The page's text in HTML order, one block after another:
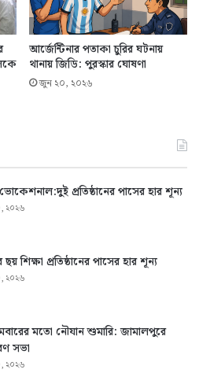
আর্জেন্টিনার পতাকা চুরির ঘটনায়
থানায় জিডি: পুরস্কার ঘোষণা
জুন ২০, ২০২৬
প্রতিষ্ঠানের পাসের হার শূন্য
২০২৬
শিক্ষা প্রতিষ্ঠানের পাসের হার শূন্য
২০২৬
মতো নৌযান শুমারি: জামালপুরে
সভা
২০২৬